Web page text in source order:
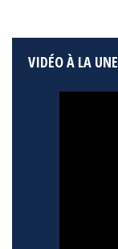
VIDÉO À LA UNE